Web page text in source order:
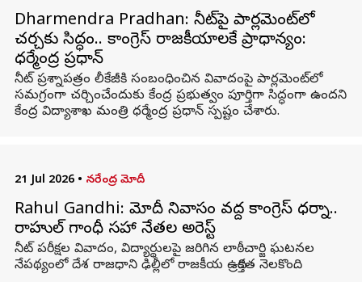
Dharmendra Pradhan: నీట్‌పై పార్లమెంట్‌లో
చర్చకు సిద్ధం.. కాంగ్రెస్ రాజకీయాలకే ప్రాధాన్యం:
ధర్మేంద్ర ప్రధాన్
నీట్ ప్రశ్నాపత్రం లీకేజీకి సంబంధించిన వివాదంపై పార్లమెంట్‌లో
సమగ్రంగా చర్చించేందుకు కేంద్ర ప్రభుత్వం పూర్తిగా సిద్ధంగా ఉందని
కేంద్ర విద్యాశాఖ మంత్రి ధర్మేంద్ర ప్రధాన్ స్పష్టం చేశారు.
21 Jul 2026 • నరేంద్ర మోదీ
Rahul Gandhi: మోదీ నివాసం వద్ద కాంగ్రెస్‌ ధర్నా..
రాహుల్‌ గాంధీ సహా నేతల అరెస్ట్
నీట్ పరీక్షల వివాదం, విద్యార్థులపై జరిగిన లాఠీచార్జి ఘటనల
నేపథ్యంలో దేశ రాజధాని ఢిల్లీలో రాజకీయ ఉద్రిక్తత నెలకొంది.